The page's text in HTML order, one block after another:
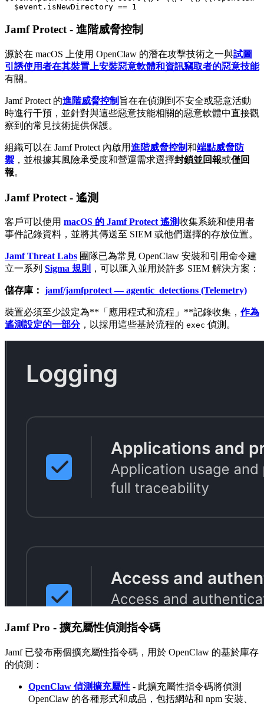
Jamf Protect - 進階威脅控制
源於在 macOS 上使用 OpenClaw 的潛在攻擊技術之一與試圖
引誘使用者在其裝置上安裝惡意軟體和資訊竊取者的惡意技能
有關。
Jamf Protect 的進階威脅控制 旨在在偵測到不安全或惡意活動
時進行干預，並針對與這些惡意技能相關的惡意軟體中直接觀
察到的常見技術提供保護。
組織可以在 Jamf Protect 內啟用進階威脅控制和端點威脅防
禦 ，並根據其風險承受度和營運需求選擇封鎖並回報或僅回
報。
Jamf Protect - 遙測
客戶可以使用 macOS 的 Jamf Protect 遙測收集系統和使用者
事件記錄資料，並將其傳送至 SIEM 或他們選擇的存放位置。
Jamf Threat Labs 團隊已為常見 OpenClaw 安裝和引用命令建
立一系列 Sigma 規則 ，可以匯入並用於許多 SIEM 解決方案：
儲存庫： jamf/jamfprotect — agentic_detections (Telemetry)
裝置必須至少設定為**「應用程式和流程」**記錄收集， 作為
遙測設定的一部分，以採用這些基於流程的 exec 偵測。
Jamf Pro - 擴充屬性偵測指令碼
Jamf 已發布兩個擴充屬性指令碼，用於 OpenClaw 的基於庫存
的偵測：
OpenClaw 偵測擴充屬性 - 此擴充屬性指令碼將偵測
OpenClaw 的各種形式和成品，包括網站和 npm 安裝、